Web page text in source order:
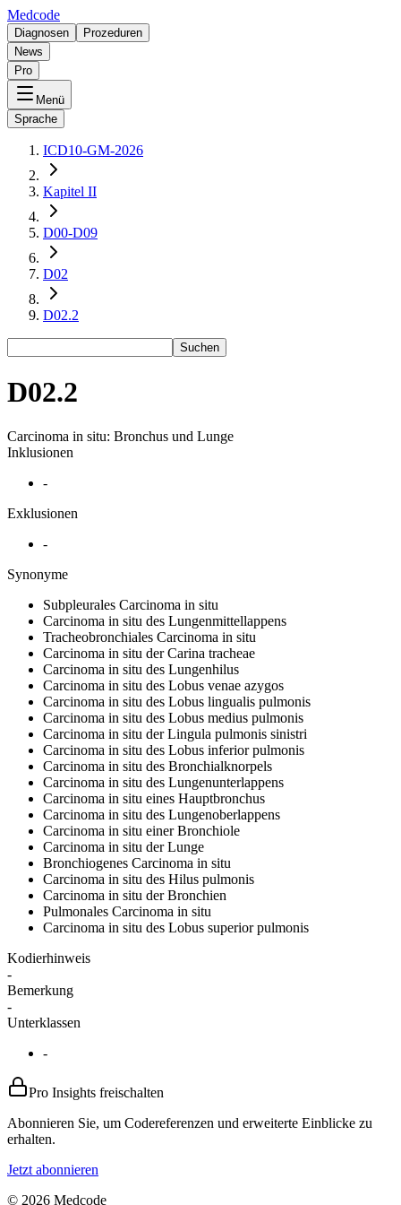
Medcode
Diagnosen
Prozeduren
News
Pro
Menü
Sprache
ICD10-GM-2026
Kapitel II
D00-D09
D02
D02.2
Suchen
D02.2
Carcinoma in situ: Bronchus und Lunge
Inklusionen
-
Exklusionen
-
Synonyme
Subpleurales Carcinoma in situ
Carcinoma in situ des Lungenmittellappens
Tracheobronchiales Carcinoma in situ
Carcinoma in situ der Carina tracheae
Carcinoma in situ des Lungenhilus
Carcinoma in situ des Lobus venae azygos
Carcinoma in situ des Lobus lingualis pulmonis
Carcinoma in situ des Lobus medius pulmonis
Carcinoma in situ der Lingula pulmonis sinistri
Carcinoma in situ des Lobus inferior pulmonis
Carcinoma in situ des Bronchialknorpels
Carcinoma in situ des Lungenunterlappens
Carcinoma in situ eines Hauptbronchus
Carcinoma in situ des Lungenoberlappens
Carcinoma in situ einer Bronchiole
Carcinoma in situ der Lunge
Bronchiogenes Carcinoma in situ
Carcinoma in situ des Hilus pulmonis
Carcinoma in situ der Bronchien
Pulmonales Carcinoma in situ
Carcinoma in situ des Lobus superior pulmonis
Kodierhinweis
-
Bemerkung
-
Unterklassen
-
Pro Insights freischalten
Abonnieren Sie, um Codereferenzen und erweiterte Einblicke zu
erhalten.
Jetzt abonnieren
© 2026 Medcode